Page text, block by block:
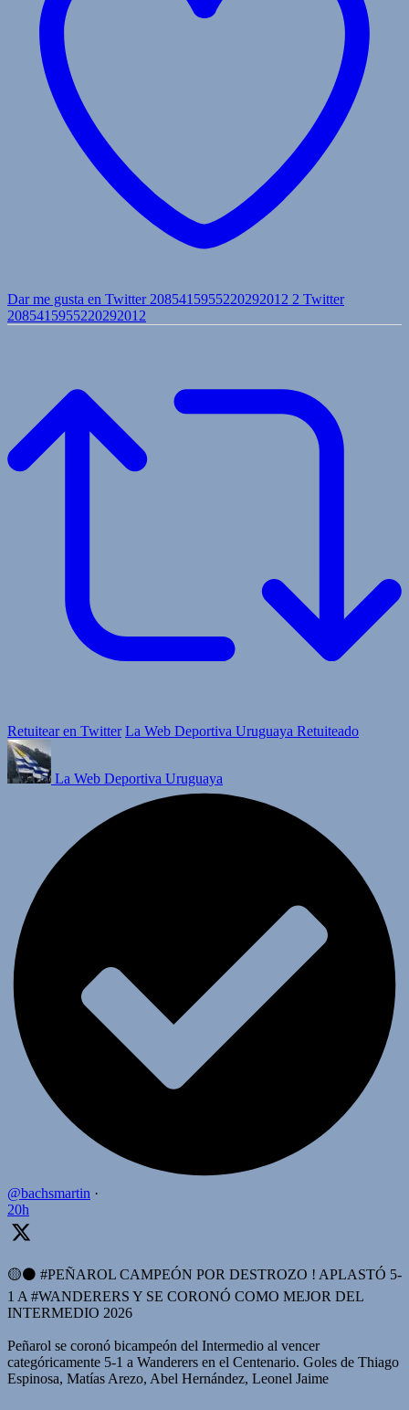
Dar me gusta en Twitter 2085415955220292012 2 Twitter
2085415955220292012
Retuitear en Twitter La Web Deportiva Uruguaya Retuiteado
La Web Deportiva Uruguaya
@bachsmartin ·
20h
🟡⚫️ #PEÑAROL CAMPEÓN POR DESTROZO ! APLASTÓ 5-
1 A #WANDERERS Y SE CORONÓ COMO MEJOR DEL
INTERMEDIO 2026
Peñarol se coronó bicampeón del Intermedio al vencer
categóricamente 5-1 a Wanderers en el Centenario. Goles de Thiago
Espinosa, Matías Arezo, Abel Hernández, Leonel Jaime